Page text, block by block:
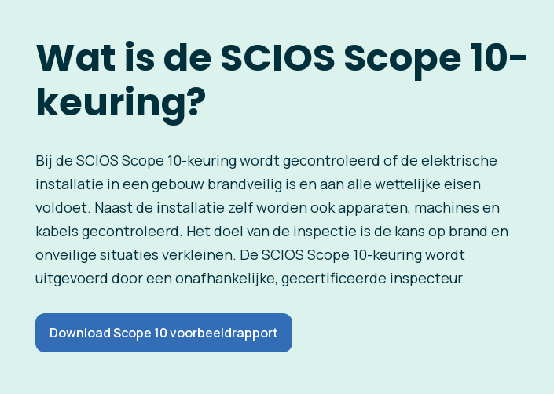
Wat is de SCIOS Scope 10-
keuring?
Bij de SCIOS Scope 10-keuring wordt gecontroleerd of de elektrische
installatie in een gebouw brandveilig is en aan alle wettelijke eisen
voldoet. Naast de installatie zelf worden ook apparaten, machines en
kabels gecontroleerd. Het doel van de inspectie is de kans op brand en
onveilige situaties verkleinen. De SCIOS Scope 10-keuring wordt
uitgevoerd door een onafhankelijke, gecertificeerde inspecteur.
Download Scope 10 voorbeeldrapport